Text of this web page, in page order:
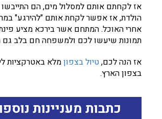
אז לקחתם אותם למסלול מים, הם התייבשו
הולדת, אז אפשר לקחת אותם "להירגע"
אחרי האוכל. המתחם אשר בירכא מציע
תמונות שיעשו לכם ולמשפחה חם בלב גם
אז הנה לכם,טיול בצפוןמלא באטרקציות
בצפון הארץ.
כתבות מעניינות